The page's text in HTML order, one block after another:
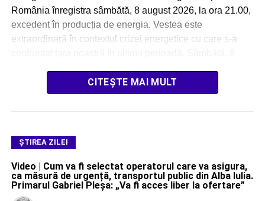
România înregistra sâmbătă, 8 august 2026, la ora 21.00,
excedent în producția de energia. Vestea este
extraordinară în contextul crizei energetice cu care s-a
CITEȘTE MAI MULT
ŞTIREA ZILEI
Video | Cum va fi selectat operatorul care va asigura,
ca măsură de urgență, transportul public din Alba Iulia.
Primarul Gabriel Pleșa: „Va fi acces liber la ofertare”